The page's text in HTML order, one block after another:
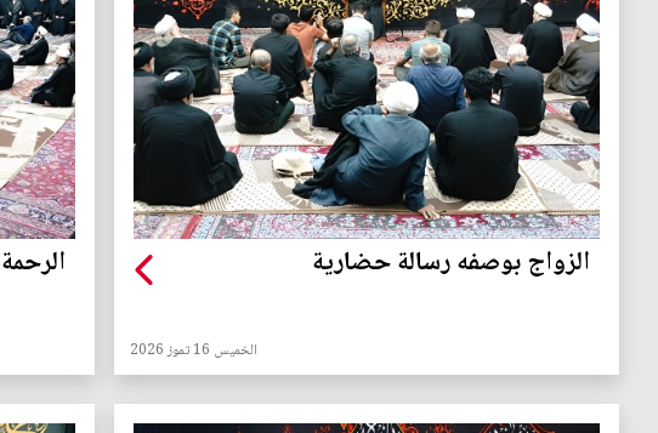
الزواج بوصفه رسالة حضارية
الخميس 16 تموز 2026